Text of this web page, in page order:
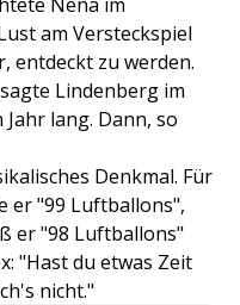
am Versteckspiel
entdeckt zu werden.
Lindenberg im
Jahr lang. Dann, so
Denkmal. Für
er "99 Luftballons",
er "98 Luftballons"
"Hast du etwas Zeit
nicht."